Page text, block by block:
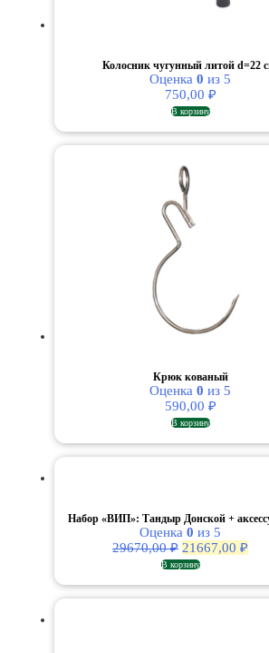
Колосник чугунный литой d=22
Оценка 0 из 5
750,00 ₽
В корзину
Крюк кованый
Оценка 0 из 5
590,00 ₽
В корзину
Набор «ВИП»: Тандыр Донской +
Оценка 0 из 5
29670,00₽ Первоначальная
цена
21667,00 ₽
В корзину